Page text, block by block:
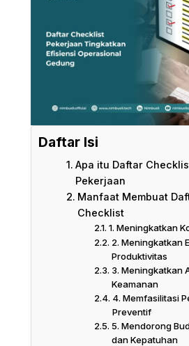
Daftar Isi
Apa itu Daftar
Pekerjaan
Manfaat Membuat
Checklist
1. Meningkatkan
2. Meningkatkan
Produktivitas
3. Meningkatkan
Keamanan
4. Memfasilitasi
Preventif
5. Mendorong
dan Kepatuhan